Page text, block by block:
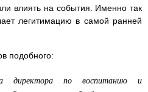
влиять на события. Именно так
легитимацию в самой ранней
подобного:
директора по воспитанию и